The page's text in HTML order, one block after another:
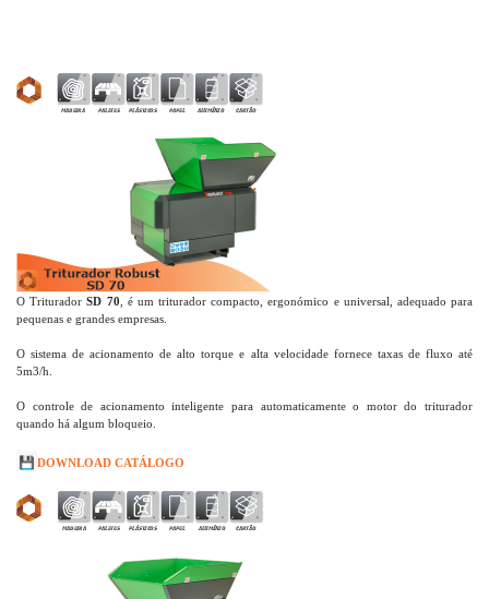
O TrituradorSD 70 , é um triturador compacto, ergonómico e universal, adequado para
pequenas e grandes empresas.
O sistema de acionamento de alto torque e alta velocidade fornece taxas de fluxo até
5m3/h.
O controle de acionamento inteligente para automaticamente o motor do triturador
quando há algum bloqueio.
💾 DOWNLOAD CATÁLOGO